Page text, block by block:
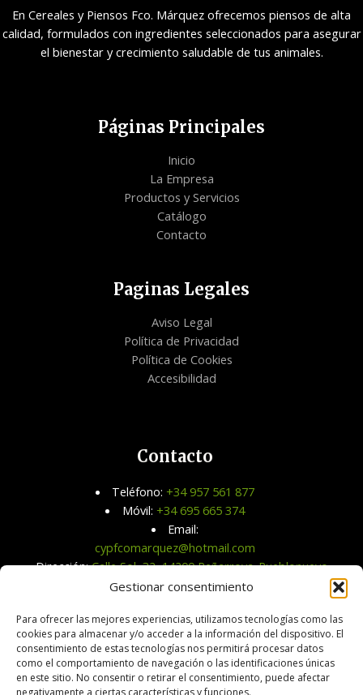
Gestionar consentimiento
Para ofrecer las mejores experiencias, utilizamos tecnologías como las
cookies para almacenar y/o acceder a la información del dispositivo. El
consentimiento de estas tecnologías nos permitirá procesar datos
como el comportamiento de navegación o las identificaciones únicas
en este sitio. No consentir o retirar el consentimiento, puede afectar
negativamente a ciertas características y funciones.
En Cereales y Piensos Fco. Márquez ofrecemos piensos de alta
calidad, formulados con ingredientes seleccionados para asegurar
el bienestar y crecimiento saludable de tus animales.
Páginas Principales
Inicio
La Empresa
Productos y Servicios
Catálogo
Contacto
Paginas Legales
Aviso Legal
Política de Privacidad
Política de Cookies
Accesibilidad
Contacto
Teléfono: +34 957 561 877
Móvil: +34 695 665 374
Email:
cypfcomarquez@hotmail.com
Dirección:Calle Sol, 32, 14200 Peñarroya-Pueblonuevo,
Córdoba